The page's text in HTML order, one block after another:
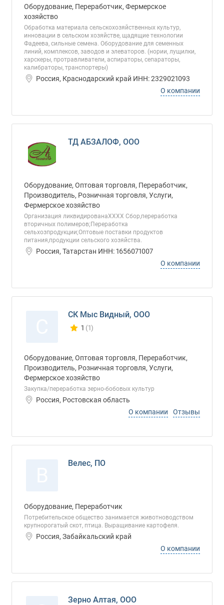
Оборудование, Переработчик, Фермерское
хозяйство
Обработка материала сельскохозяйственных культур,
инновации в сельском хозяйстве, щадящие технологии
Фадеева, сильные семена. Оборудование для семенных
линий, комплексов, заводов и элеваторов. (нории, лущилки,
харскеры, протравливатели, аспираторы, сепараторы,
калибраторы, транспортеры)
Россия, Краснодарский край ИНН: 2329021093
О компании
ТД АБЗАЛОФ, ООО
Оборудование, Оптовая торговля, Переработчик,
Производитель, Розничная торговля, Услуги,
Фермерское хозяйство
Организация ликвидированаХХХХ Сбор,переработка
вторичных полимеров;Переработка
сельхозпродукции;Оптовые поставки продуктов
питания,продукции сельского хозяйства.
Россия, Татарстан ИНН: 1656071007
О компании
СК Мыс Видный, ООО
Количество отзывов у компании всего и
1 (1)
Оборудование, Оптовая торговля, Переработчик,
Производитель, Розничная торговля, Услуги,
Фермерское хозяйство
Закупка/переработка зерно-бобовых культур
Россия, Ростовская область
О компании
Отзывы
Велес, ПО
Оборудование, Переработчик
Потребительское общество занимается животноводством
крупнорогатый скот, птица. Выращивание картофеля.
Россия, Забайкальский край
О компании
Зерно Алтая, ООО